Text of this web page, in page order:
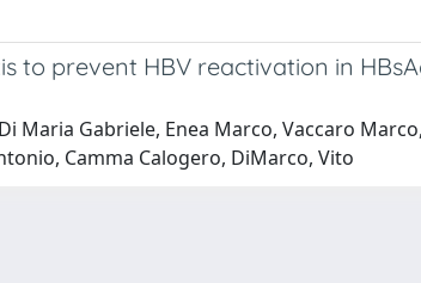
to prevent HBV reactivation in
Maria Gabriele, Enea Marco, Vaccaro
Camma Calogero, DiMarco, Vito